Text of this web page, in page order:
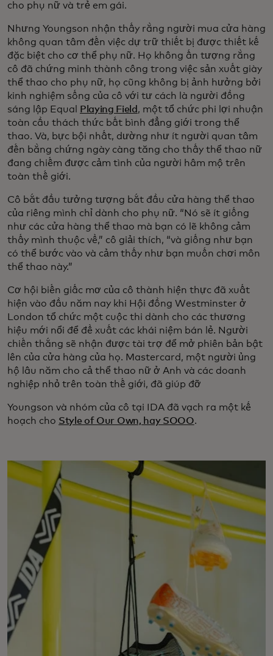
cho phụ nữ và trẻ em gái.
Nhưng Youngson nhận thấy rằng người mua cửa hàng
không quan tâm đến việc dự trữ thiết bị được thiết kế
đặc biệt cho cơ thể phụ nữ. Họ không ấn tượng rằng
cô đã chứng minh thành công trong việc sản xuất giày
thể thao cho phụ nữ, họ cũng không bị ảnh hưởng bởi
kinh nghiệm sống của cô với tư cách là người đồng
sáng lập Equal
Playing Field , một tổ chức phi lợi nhuận
toàn cầu thách thức bất bình đẳng giới trong thể
thao. Và, bực bội nhất, dường như ít người quan tâm
đến bằng chứng ngày càng tăng cho thấy thể thao nữ
đang chiếm được cảm tình của người hâm mộ trên
toàn thế giới.
Cô bắt đầu tưởng tượng bắt đầu cửa hàng thể thao
của riêng mình chỉ dành cho phụ nữ. “Nó sẽ ít giống
như các cửa hàng thể thao mà bạn có lẽ không cảm
thấy mình thuộc về,” cô giải thích, “và giống như bạn
có thể bước vào và cảm thấy như bạn muốn chơi môn
thể thao này.”
Cơ hội biến giấc mơ của cô thành hiện thực đã xuất
hiện vào đầu năm nay khi Hội đồng Westminster ở
London tổ chức một cuộc thi dành cho các thương
hiệu mới nổi để đề xuất các khái niệm bán lẻ. Người
chiến thắng sẽ nhận được tài trợ để mở phiên bản bật
lên của cửa hàng của họ. Mastercard, một người ủng
hộ lâu năm cho cả thể thao nữ ở Anh và các doanh
nghiệp nhỏ trên toàn thế giới, đã giúp đỡ
Youngson và nhóm của cô tại IDA đã vạch ra một kế
hoạch cho Style of Our Own, hay SOOO.